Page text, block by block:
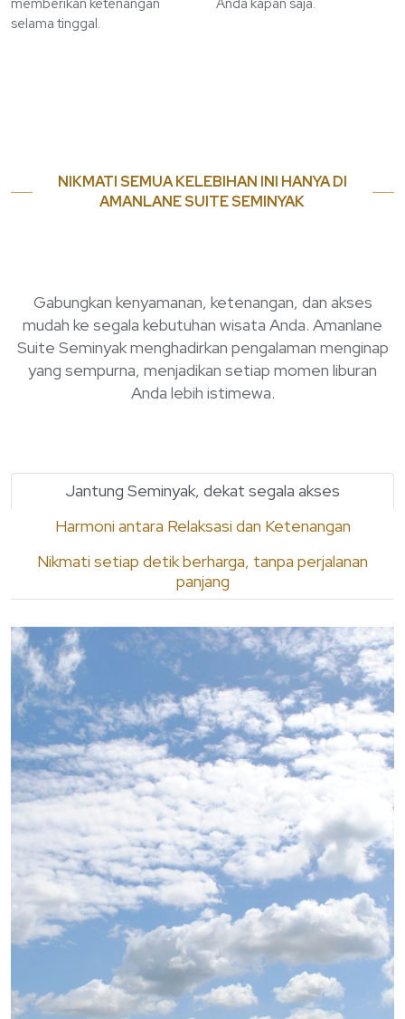
memberikan ketenangan
selama tinggal.
Anda kapan saja.
NIKMATI SEMUA KELEBIHAN INI HANYA DI
AMANLANE SUITE SEMINYAK
Gabungkan kenyamanan, ketenangan, dan akses
mudah ke segala kebutuhan wisata Anda. Amanlane
Suite Seminyak menghadirkan pengalaman menginap
yang sempurna, menjadikan setiap momen liburan
Anda lebih istimewa.
Jantung Seminyak, dekat segala akses
Harmoni antara Relaksasi dan Ketenangan
Nikmati setiap detik berharga, tanpa perjalanan
panjang